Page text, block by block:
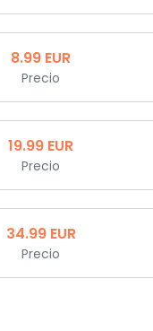
8.99 EUR
Precio
19.99 EUR
Precio
34.99 EUR
Precio